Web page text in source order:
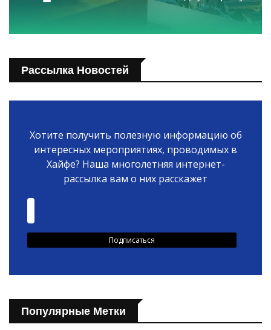
Рассылка Новостей
Хотите получить полезную информацию об
интересных мероприятиях, проводимых в
Хайфе? Наша многолетняя интернет-
рассылка вам о них расскажет
Популярные Метки